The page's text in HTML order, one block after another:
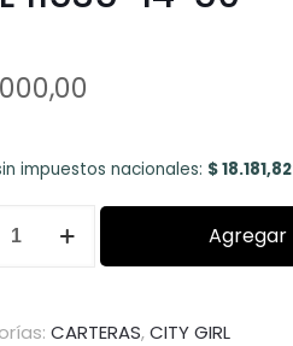
impuestos nacionales: $18.181,82
Agregar
CARTERAS,CITY GIRL